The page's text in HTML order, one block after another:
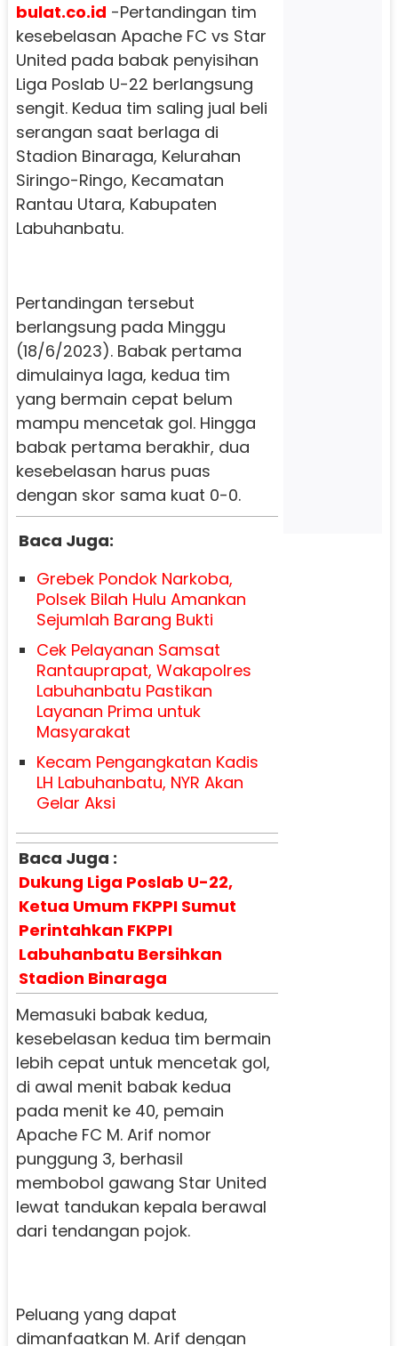
bulat.co.id -Pertandingan tim
kesebelasan Apache FC vs Star
United pada babak penyisihan
Liga Poslab U-22 berlangsung
sengit. Kedua tim saling jual beli
serangan saat berlaga di
Stadion Binaraga, Kelurahan
Siringo-Ringo, Kecamatan
Rantau Utara, Kabupaten
Labuhanbatu.
Pertandingan tersebut
berlangsung pada Minggu
(18/6/2023). Babak pertama
dimulainya laga, kedua tim
yang bermain cepat belum
mampu mencetak gol. Hingga
babak pertama berakhir, dua
kesebelasan harus puas
dengan skor sama kuat 0-0.
Baca Juga:
Grebek Pondok Narkoba,
Polsek Bilah Hulu Amankan
Sejumlah Barang Bukti
Cek Pelayanan Samsat
Rantauprapat, Wakapolres
Labuhanbatu Pastikan
Layanan Prima untuk
Masyarakat
Kecam Pengangkatan Kadis
LH Labuhanbatu, NYR Akan
Gelar Aksi
Baca Juga :
Dukung Liga Poslab U-22,
Ketua Umum FKPPI Sumut
Perintahkan FKPPI
Labuhanbatu Bersihkan
Stadion Binaraga
Memasuki babak kedua,
kesebelasan kedua tim bermain
lebih cepat untuk mencetak gol,
di awal menit babak kedua
pada menit ke 40, pemain
Apache FC M. Arif nomor
punggung 3, berhasil
membobol gawang Star United
lewat tandukan kepala berawal
dari tendangan pojok.
Peluang yang dapat
dimanfaatkan M. Arif dengan